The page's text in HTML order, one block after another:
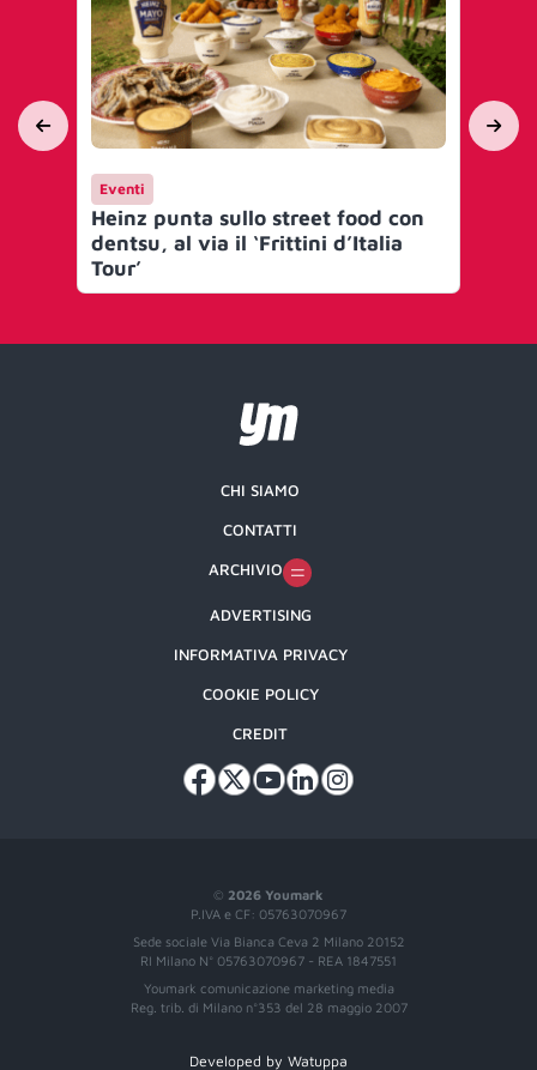
Eventi
Heinz punta sullo street food con
dentsu, al via il ‘Frittini d’Italia
Tour’
© 2026 Youmark
P.IVA e CF: 05763070967
Sede sociale Via Bianca Ceva 2 Milano 20152
RI Milano N° 05763070967 - REA 1847551
Youmark comunicazione marketing media
Reg. trib. di Milano n°353 del 28 maggio 2007
CHI SIAMO
CONTATTI
ARCHIVIO
ADVERTISING
INFORMATIVA PRIVACY
COOKIE POLICY
CREDIT
Developed by Watuppa